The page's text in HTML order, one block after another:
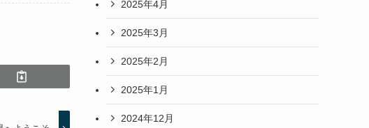
2025年4月
2025年3月
2025年2月
2025年1月
2024年12月